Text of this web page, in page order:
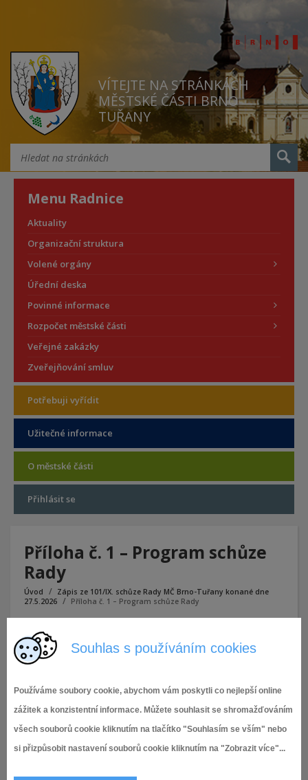
Souhlas s používáním cookies
Používáme soubory cookie, abychom vám poskytli co nejlepší online
zážitek a konzistentní informace. Můžete souhlasit se shromažďováním
všech souborů cookie kliknutím na tlačítko "Souhlasím se vším" nebo
si přizpůsobit nastavení souborů cookie kliknutím na "Zobrazit více"...
VÍTEJTE NA STRÁNKÁCH
MĚSTSKÉ ČÁSTI BRNO
TUŘANY
Menu Radnice
Aktuality
Organizační struktura
Volené orgány
Úřední deska
Povinné informace
Rozpočet městské části
Veřejné zakázky
Zveřejňování smluv
Potřebuji vyřídit
Užitečné informace
O městské části
Přihlásit se
Příloha č. 1 – Program schůze
Rady
Úvod
Zápis ze 101/IX. schůze Rady MČ Brno-Tuřany konané dne
27.5.2026
Příloha č. 1 – Program schůze Rady
Příloha č. 1 - Program schůze Rady